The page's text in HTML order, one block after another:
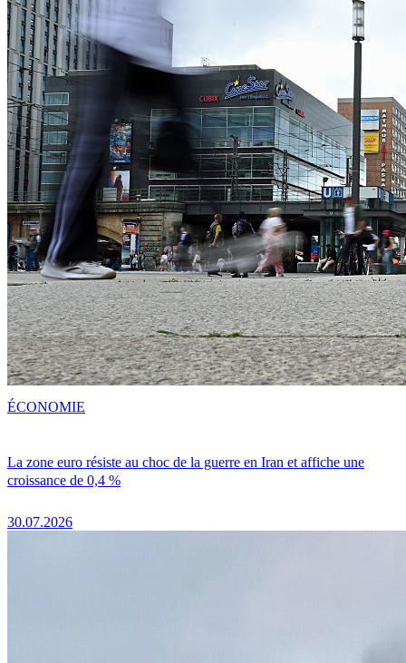
La zone euro résiste au choc de la guerre en Iran et affiche une
croissance de 0,4 %
30.07.2026
ÉCONOMIE